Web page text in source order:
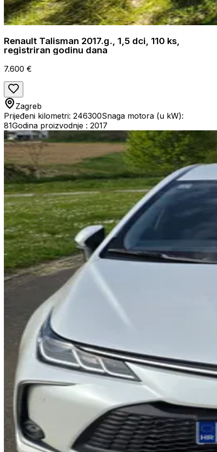
Renault Talisman 2017.g., 1,5 dci, 110 ks,
registriran godinu dana
7.600 €
Zagreb
Prijeđeni kilometri: 246300Snaga motora (u kW):
81Godina proizvodnje : 2017